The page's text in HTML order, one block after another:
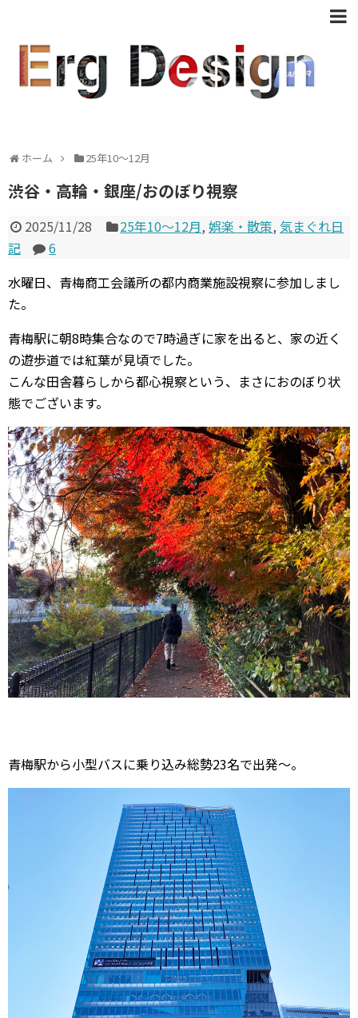
ホーム 25年10〜12月
渋谷・高輪・銀座/おのぼり視察
2025/11/28 25年10〜12月,娯楽・散策,気まぐれ日
記
6
水曜日、青梅商工会議所の都内商業施設視察に参加しまし
た。
青梅駅に朝8時集合なので7時過ぎに家を出ると、家の近く
の遊歩道では紅葉が見頃でした。
こんな田舎暮らしから都心視察という、まさにおのぼり状
態でございます。
青梅駅から小型バスに乗り込み総勢23名で出発〜。